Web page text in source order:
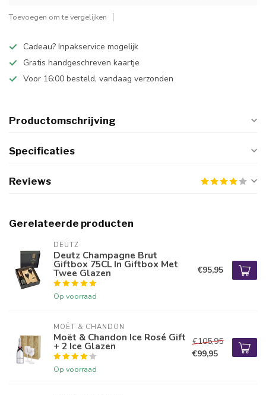
Toevoegen om te vergelijken
Cadeau? Inpakservice mogelijk
Gratis handgeschreven kaartje
Voor 16:00 besteld, vandaag verzonden
Productomschrijving
Specificaties
Reviews
Gerelateerde producten
DEUTZ
Deutz Champagne Brut
Giftbox 75CL In Giftbox Met
Twee Glazen
Op voorraad
€95,95
MOËT & CHANDON
Moët & Chandon Ice Rosé Gift
+ 2 Ice Glazen
Op voorraad
€105,95
€99,95